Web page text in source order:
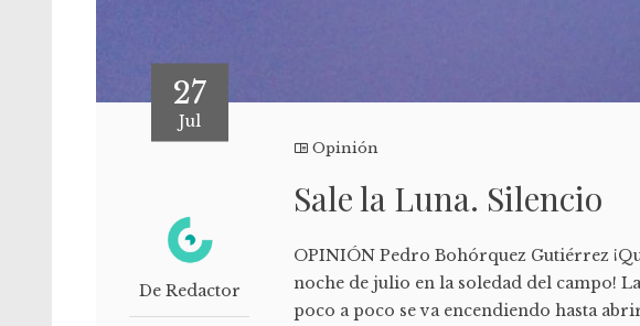
27
Jul
De Redactor
Opinión
Sale la Luna. Silencio
OPINIÓN Pedro Bohórquez Gutiérrez
noche de julio en la soledad del campo!
poco a poco se va encendiendo hasta